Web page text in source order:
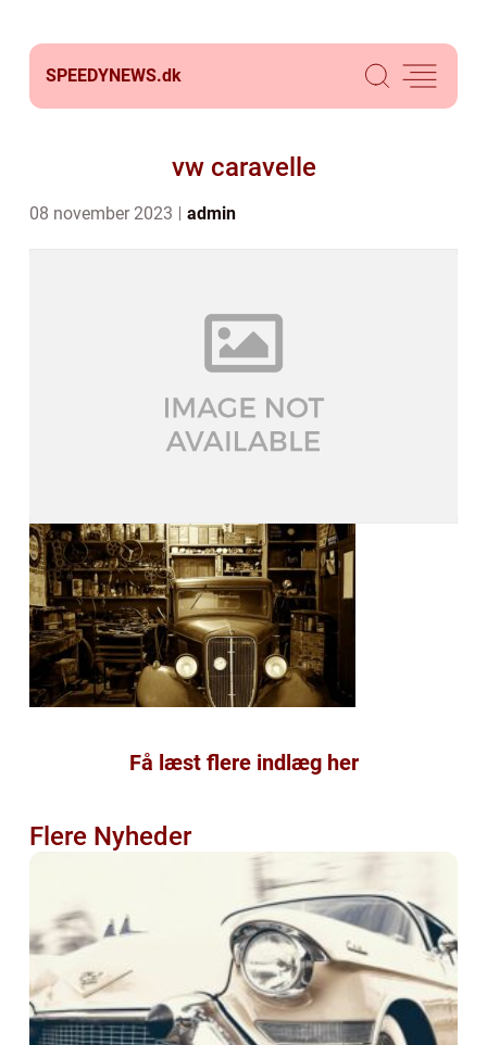
SPEEDYNEWS.dk
vw caravelle
08 november 2023 admin
Få læst flere indlæg her
Flere Nyheder